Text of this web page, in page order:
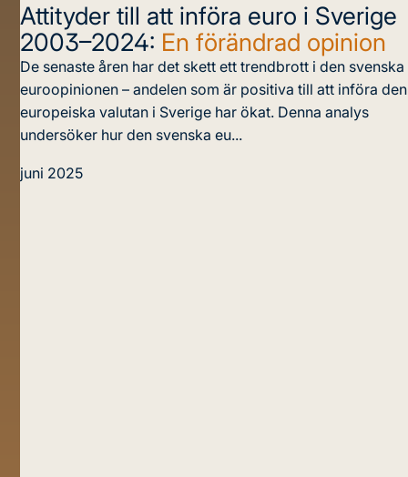
Attityder till att införa euro i Sverige
2003–2024: En förändrad opinion
De senaste åren har det skett ett trendbrott i den svenska
euroopinionen – andelen som är positiva till att införa den
europeiska valutan i Sverige har ökat. Denna analys
undersöker hur den svenska eu...
juni 2025